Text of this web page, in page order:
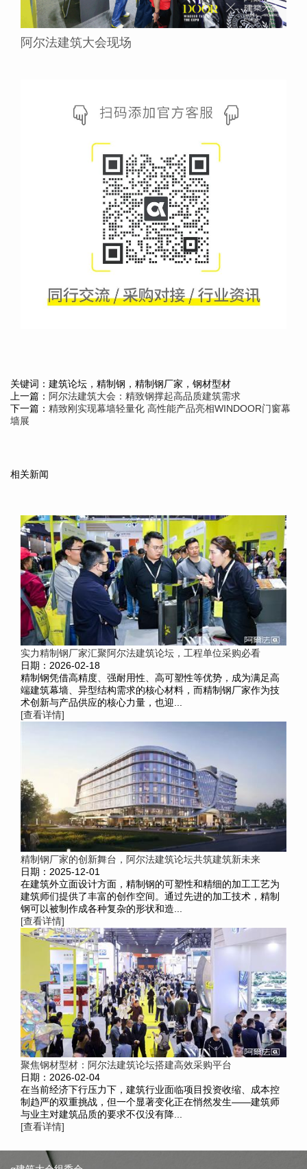
阿尔法建筑大会现场
关键词：建筑论坛，精制钢，精制钢厂家，钢材型材
上一篇： 阿尔法建筑大会：精致钢撑起高品质建筑需求
下一篇： 精致刚实现幕墙轻量化 高性能产品亮相WINDOOR门窗幕
墙展
相关新闻
实力精制钢厂家汇聚阿尔法建筑论坛，工程单位采购必看
日期：2026-02-18
精制钢凭借高精度、强耐用性、高可塑性等优势，成为满足高
端建筑幕墙、异型结构需求的核心材料，而精制钢厂家作为技
术创新与产品供应的核心力量，也迎...
[查看详情]
精制钢厂家的创新舞台，阿尔法建筑论坛共筑建筑新未来
日期：2025-12-01
在建筑外立面设计方面，精制钢的可塑性和精细的加工工艺为
建筑师们提供了丰富的创作空间。通过先进的加工技术，精制
钢可以被制作成各种复杂的形状和造...
[查看详情]
聚焦钢材型材：阿尔法建筑论坛搭建高效采购平台
日期：2026-02-04
在当前经济下行压力下，建筑行业面临项目投资收缩、成本控
制趋严的双重挑战，但一个显著变化正在悄然发生——建筑师
与业主对建筑品质的要求不仅没有降...
[查看详情]